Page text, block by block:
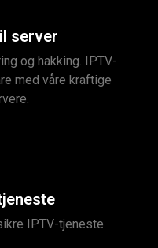
server
og hakking. IPTV-
med våre kraftige
IPTV-tjeneste.